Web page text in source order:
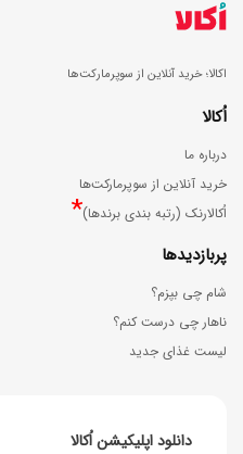
اکالا؛ خرید آنلاین از سوپرمارکت‌ها
اُکالا
درباره ما
خرید آنلاین از سوپرمارکت‌ها
اُکالارنک (رتبه بندی برندها)*
پربازدیدها
شام چی بپزم؟
ناهار چی درست کنم؟
لیست غذای جدید
دانلود اپلیکیشن اُکالا